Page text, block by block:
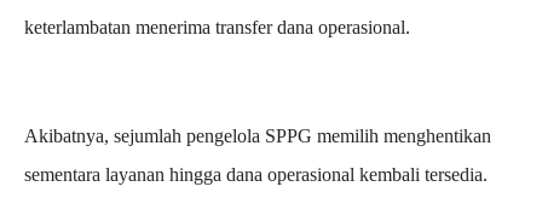
keterlambatan menerima transfer dana operasional.
Akibatnya, sejumlah pengelola SPPG memilih menghentikan
sementara layanan hingga dana operasional kembali tersedia.